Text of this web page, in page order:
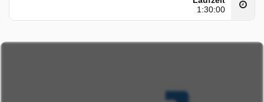
u.a.: Fantasy, Nicole, Feuerherz, Gerd Christian, CORA,
Gaby Baginsky.
Wunderbares Schlagerland wurde auf MDR ausgestrahlt
1:30:00